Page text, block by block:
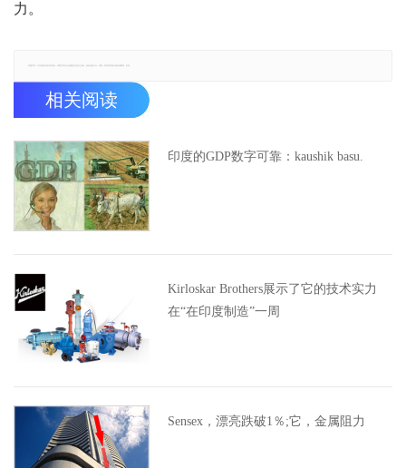
力。
相关阅读
印度的GDP数字可靠：kaushik basu.
Kirloskar Brothers展示了它的技术实力
在“在印度制造”一周
Sensex，漂亮跌破1％;它，金属阻力